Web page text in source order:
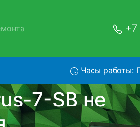
Часы работы:
Aorus-7-SB с